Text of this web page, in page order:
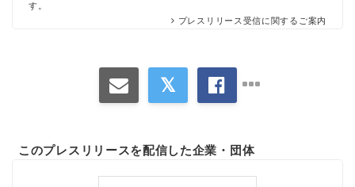
す。
プレスリリース受信に関するご案内
このプレスリリースを配信した企業・団体